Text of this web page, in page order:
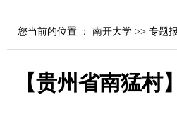
您当前的位置 ： 南开大学 >> 专题
【贵州省南猛